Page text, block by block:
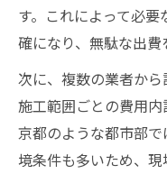
す。これによって必
確になり、無駄な出費
次に、複数の業者か
施工範囲ごとの費用
京都のような都市部
境条件も多いため、